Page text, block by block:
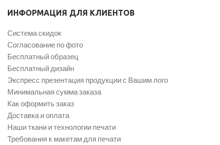
ИНФОРМАЦИЯ ДЛЯ КЛИЕНТОВ
Система скидок
Согласование по фото
Бесплатный образец
Бесплатный дизайн
Экспресс презентация продукции с Вашим лого
Минимальная сумма заказа
Как оформить заказ
Доставка и оплата
Наши ткани и технологии печати
Требования к макетам для печати